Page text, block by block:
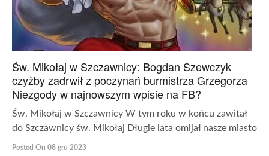
Św. Mikołaj w Szczawnicy: Bogdan Szewczyk
czyżby zadrwił z poczynań burmistrza Grzegorza
Niezgody w najnowszym wpisie na FB?
Św. Mikołaj w Szczawnicy W tym roku w końcu zawitał
do Szczawnicy św. Mikołaj Długie lata omijał nasze miasto
Posted On 08 gru 2023